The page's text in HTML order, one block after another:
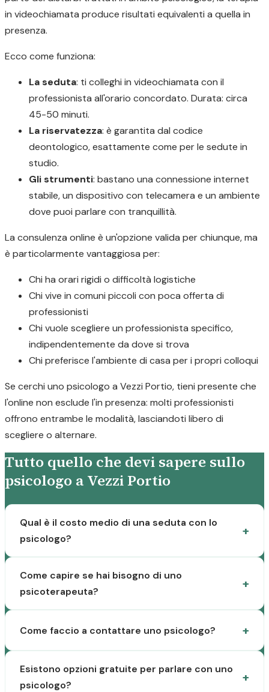
in videochiamata produce risultati equivalenti a quella in
presenza.
Ecco come funziona:
La seduta: ti colleghi in videochiamata con il
professionista all'orario concordato. Durata: circa
45-50 minuti.
La riservatezza: è garantita dal codice
deontologico, esattamente come per le sedute in
studio.
Gli strumenti: bastano una connessione internet
stabile, un dispositivo con telecamera e un ambiente
dove puoi parlare con tranquillità.
La consulenza online è un'opzione valida per chiunque, ma
è particolarmente vantaggiosa per:
Chi ha orari rigidi o difficoltà logistiche
Chi vive in comuni piccoli con poca offerta di
professionisti
Chi vuole scegliere un professionista specifico,
indipendentemente da dove si trova
Chi preferisce l'ambiente di casa per i propri colloqui
Se cerchi uno psicologo a Vezzi Portio, tieni presente che
l'online non esclude l'in presenza: molti professionisti
offrono entrambe le modalità, lasciandoti libero di
scegliere o alternare.
Tutto quello che devi sapere sullo
psicologo a Vezzi Portio
Qual è il costo medio di una seduta con lo
psicologo?
Come capire se hai bisogno di uno
psicoterapeuta?
Come faccio a contattare uno psicologo?
Esistono opzioni gratuite per parlare con uno
psicologo?